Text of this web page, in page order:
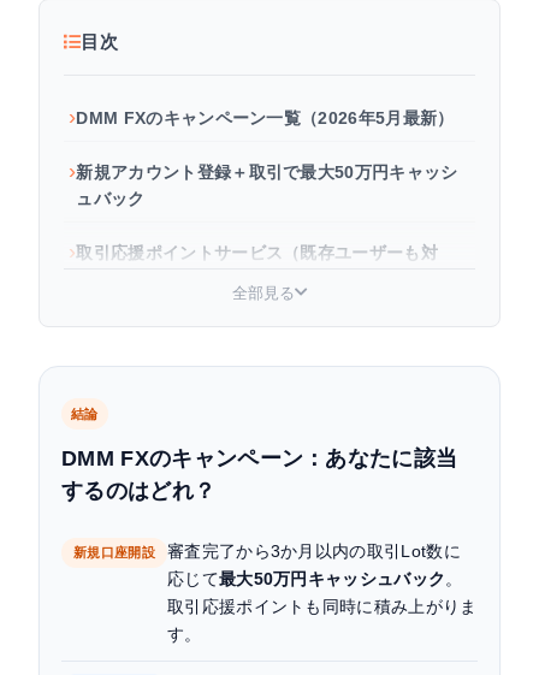
目次
DMM FXのキャンペーン一覧（2026年5月最新）
新規アカウント登録＋取引で最大50万円キャッシ
ュバック
取引応援ポイントサービス（既存ユーザーも対
キャッシュバックとポイントを同時に活用する方
よくある質問
全部見る
結論
DMM FXのキャンペーン：あなたに該当
するのはどれ？
新規口座開設
審査完了から3か月以内の取引Lot数に
応じて最大50万円キャッシュバック 。
取引応援ポイントも同時に積み上がりま
す。